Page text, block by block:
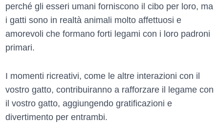
perché gli esseri umani forniscono il cibo per loro, ma
i gatti sono in realtà animali molto affettuosi e
amorevoli che formano forti legami con i loro padroni
primari.
I momenti ricreativi, come le altre interazioni con il
vostro gatto, contribuiranno a rafforzare il legame con
il vostro gatto, aggiungendo gratificazioni e
divertimento per entrambi.